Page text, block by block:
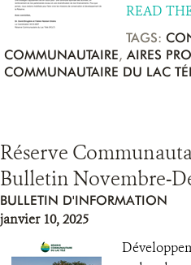
READ
TAGS:
COMMUNAUTAIRE, AIRES
COMMUNAUTAIRE DU LAC
Réserve
Bulletin Novembre-
BULLETIN D'INFORMATION
janvier 10, 2025